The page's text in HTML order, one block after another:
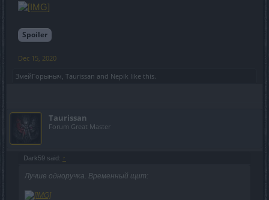
Spoiler
Dec 15, 2020
ЗмейГорыныч Taurissan and Nepik like this.
Taurissan
Forum Great Master
Dark59 said: ↑
Лучше одноручка. Временный щит: